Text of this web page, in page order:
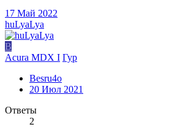
17 Май 2022
huLyaLya
B
Acura MDX I Гур
Besru4o
20 Июл 2021
Ответы
2